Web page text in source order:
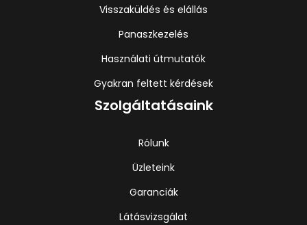
Visszaküldés és elállás
Panaszkezelés
Használati útmutatók
Gyakran feltett kérdések
Szolgáltatásaink
Rólunk
Üzleteink
Garanciák
Látásvizsgálat